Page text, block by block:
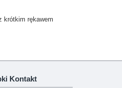
krótkim rękawem
Kontakt